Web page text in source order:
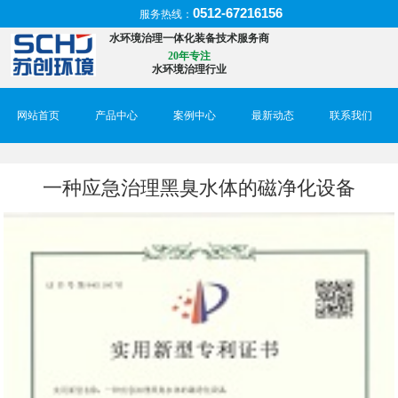
服务热线：0512-67216156
水环境治理一体化装备技术服务商
20年专注
水环境治理行业
网站首页 产品中心 案例中心 最新动态 联系我们
一种应急治理黑臭水体的磁净化设备